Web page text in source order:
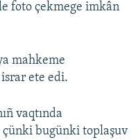
foto çekmege imkân
mahkeme
israr ete edi.
vaqtında
bugünki toplaşuv